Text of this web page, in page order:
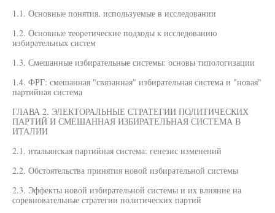
1.1. Основные понятия, используемые в исследовании
1.2. Основные теоретические подходы к исследованию
избирательных систем
1.3. Смешанные избирательные системы: основы типологизации
1.4. ФРГ: смешанная "связанная" избирательная система и "новая"
партийная система
ГЛАВА 2. ЭЛЕКТОРАЛЬНЫЕ СТРАТЕГИИ ПОЛИТИЧЕСКИХ
ПАРТИЙ И СМЕШАННАЯ ИЗБИРАТЕЛЬНАЯ СИСТЕМА В
ИТАЛИИ
2.1. итальянская партийная система: генезис изменений
2.2. Обстоятельства принятия новой избирательной системы
2.3. Эффекты новой избирательной системы и их влияние на
соревновательные стратегии политических партий